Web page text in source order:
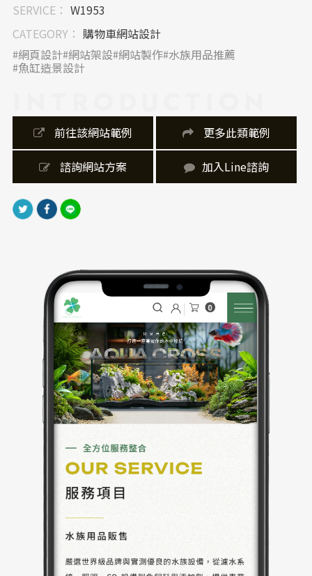
Banner以高質感水族畫面為主軸，結合魚隻動態與造景
細節，強化第一印象。視覺聚焦明確，搭配留白與層次
光影，呈現專業且具品牌記憶點的首頁視覺語言。
與圖片品質。前端結構穩定，兼顧SEO與可維護性，並
強化互動細節，使整體網站兼具效能與體驗品質。
SERVICE： W1953
CATEGORY： 購物車網站設計
網頁設計 網站架設 網站製作 水族用品推薦
魚缸造景設計
前往該網站範例 更多此類範例
諮詢網站方案 加入Line諮詢